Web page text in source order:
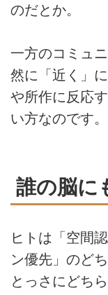
のだとか。
一方のコミュ
然に「近く」
や所作に反応
い方なのです。
誰の脳に
ヒトは「空間
ン優先」のど
とっさにどち